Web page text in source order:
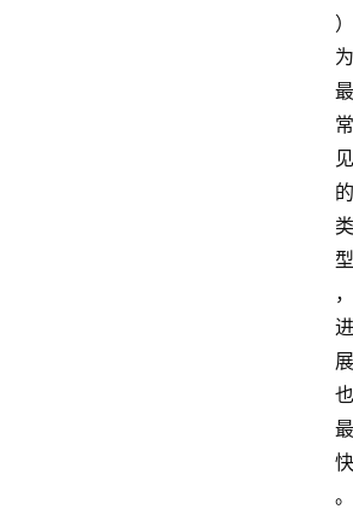
）
为
最
常
见
的
类
型
，
进
展
也
最
快
。